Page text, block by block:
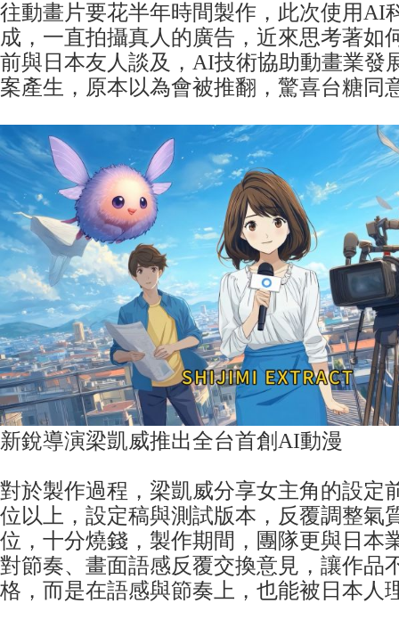
往動畫片要花半年時間製作，此次使用AI
成，一直拍攝真人的廣告，近來思考著如
前與日本友人談及，AI技術協助動畫業發
案產生，原本以為會被推翻，驚喜台糖同
新銳導演梁凱威推出全台首創AI動漫
對於製作過程，梁凱威分享女主角的設定
位以上，設定稿與測試版本，反覆調整氣
位，十分燒錢，製作期間，團隊更與日本
對節奏、畫面語感反覆交換意見，讓作品
格，而是在語感與節奏上，也能被日本人